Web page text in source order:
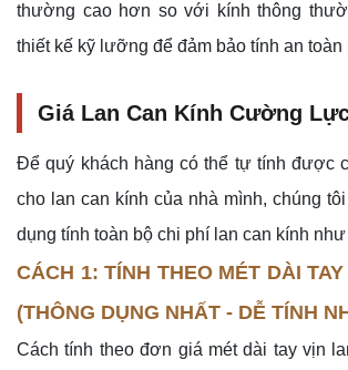
thường cao hơn so với kính thông
thiết kế kỹ lưỡng để đảm bảo tính an toàn
Giá Lan Can Kính Cường
Để quý khách hàng có thể tự tính được
cho lan can kính của nhà mình, chúng
dụng tính toàn bộ chi phí lan can kính như
CÁCH 1: TÍNH THEO MÉT DÀI
(THÔNG DỤNG NHẤT - DỄ TÍNH
Cách tính theo đơn giá mét dài tay vịn